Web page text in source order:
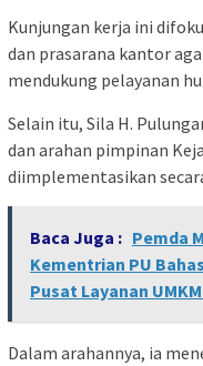
Kunjungan kerja ini
dan prasarana kantor
mendukung pelayanan
Selain itu, Sila H.
dan arahan pimpinan
diimplementasikan
Baca Juga : Pemda
Kementrian PU
Pusat Layanan
Dalam arahannya, ia